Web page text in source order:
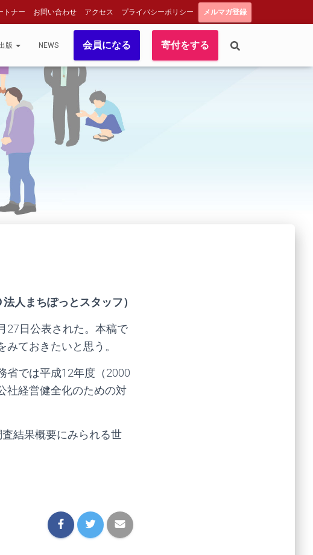
トナー お問い合わせ アクセス プライバシーポリシー メルマガ登録
版 NEWS 会員になる 寄付をする
人まちぽっとスタッフ）
27日公表された。本稿で
ておきたいと思う。
省では平成12年度（2000
社経営健全化のための対
結果概要にみられる世